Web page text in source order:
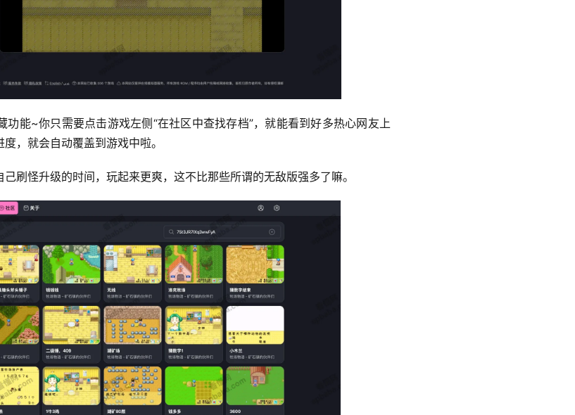
能~你只需要点击游戏左侧“在社区中查找存档”，就能看到好多热心网友上
，就会自动覆盖到游戏中啦。
刷怪升级的时间，玩起来更爽，这不比那些所谓的无敌版强多了嘛。